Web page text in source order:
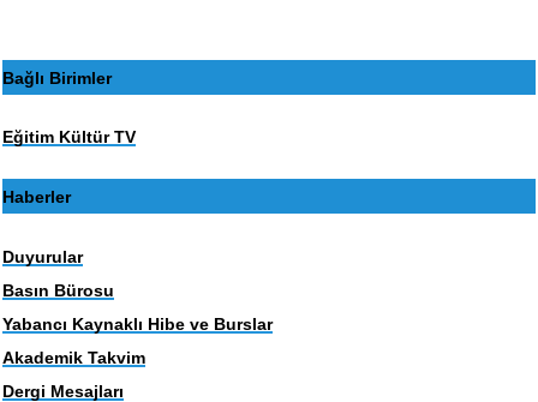
Bağlı Birimler
Eğitim Kültür TV
Haberler
Duyurular
Basın Bürosu
Yabancı Kaynaklı Hibe ve Burslar
Akademik Takvim
Dergi Mesajları